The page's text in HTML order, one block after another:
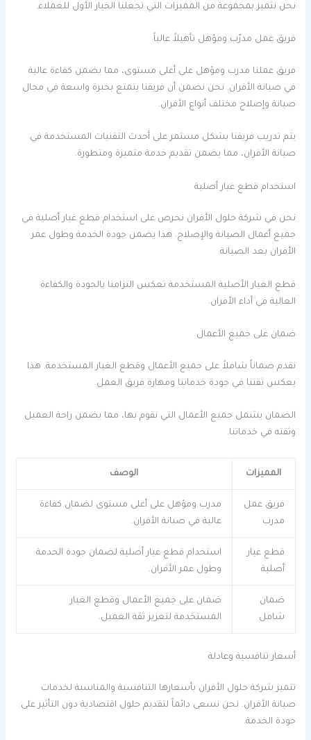
نحن نتميز بمجموعة من المميزات التي تجعلنا الخيار الأول للعملاء.
فريق عمل مدرّب ومؤهل تأهيلاً عالياً
فريق عملنا مدرب ومؤهل على أعلى مستوى، مما يضمن كفاءة عالية
في صيانة الأفران. نحن نضمن أن فريقنا يتمتع بخبرة واسعة في مجال
صيانة وإصلاح مختلف أنواع الأفران.
يتم تدريب فريقنا بشكل مستمر على أحدث التقنيات المستخدمة في
صيانة الأفران، مما يضمن تقديم خدمة متميزة ومتطورة.
استخدام قطع غيار أصلية
نحن في شركة حلول الأفران نحرص على استخدام قطع غيار أصلية في
جميع أعمال الصيانة والإصلاح. هذا يضمن جودة الخدمة وطول عمر
الأفران بعد الصيانة.
قطع الغيار الأصلية المستخدمة تعكس التزامنا بالجودة والكفاءة
العالية في أداء الأفران.
ضمان على جميع الأعمال
نقدم ضماناً شاملاً على جميع الأعمال وقطع الغيار المستخدمة. هذا
يعكس ثقتنا في جودة خدماتنا ومهارة فريق العمل.
الضمان يشمل جميع الأعمال التي نقوم بها، مما يضمن راحة العميل
وثقته في خدماتنا.
المميزات الوصف
فريق عمل
مدرب
مدرب ومؤهل على أعلى مستوى لضمان كفاءة
عالية في صيانة الأفران.
قطع غيار
أصلية
استخدام قطع غيار أصلية لضمان جودة الخدمة
وطول عمر الأفران.
ضمان
شامل
ضمان على جميع الأعمال وقطع الغيار
المستخدمة لتعزيز ثقة العميل.
أسعار تنافسية وعادلة
تتميز شركة حلول الأفران بأسعارها التنافسية والمناسبة لخدمات
صيانة الأفران. نحن نسعى دائماً لتقديم حلول اقتصادية دون التأثير على
جودة الخدمة.